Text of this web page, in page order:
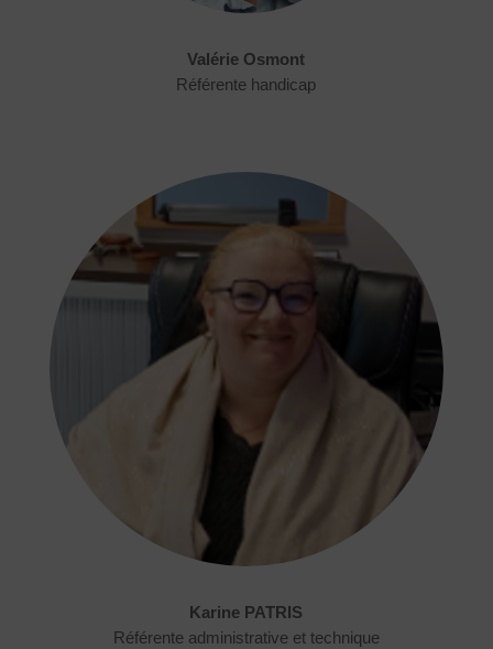
Valérie Osmont
Référente handicap
Karine PATRIS
Référente administrative et technique